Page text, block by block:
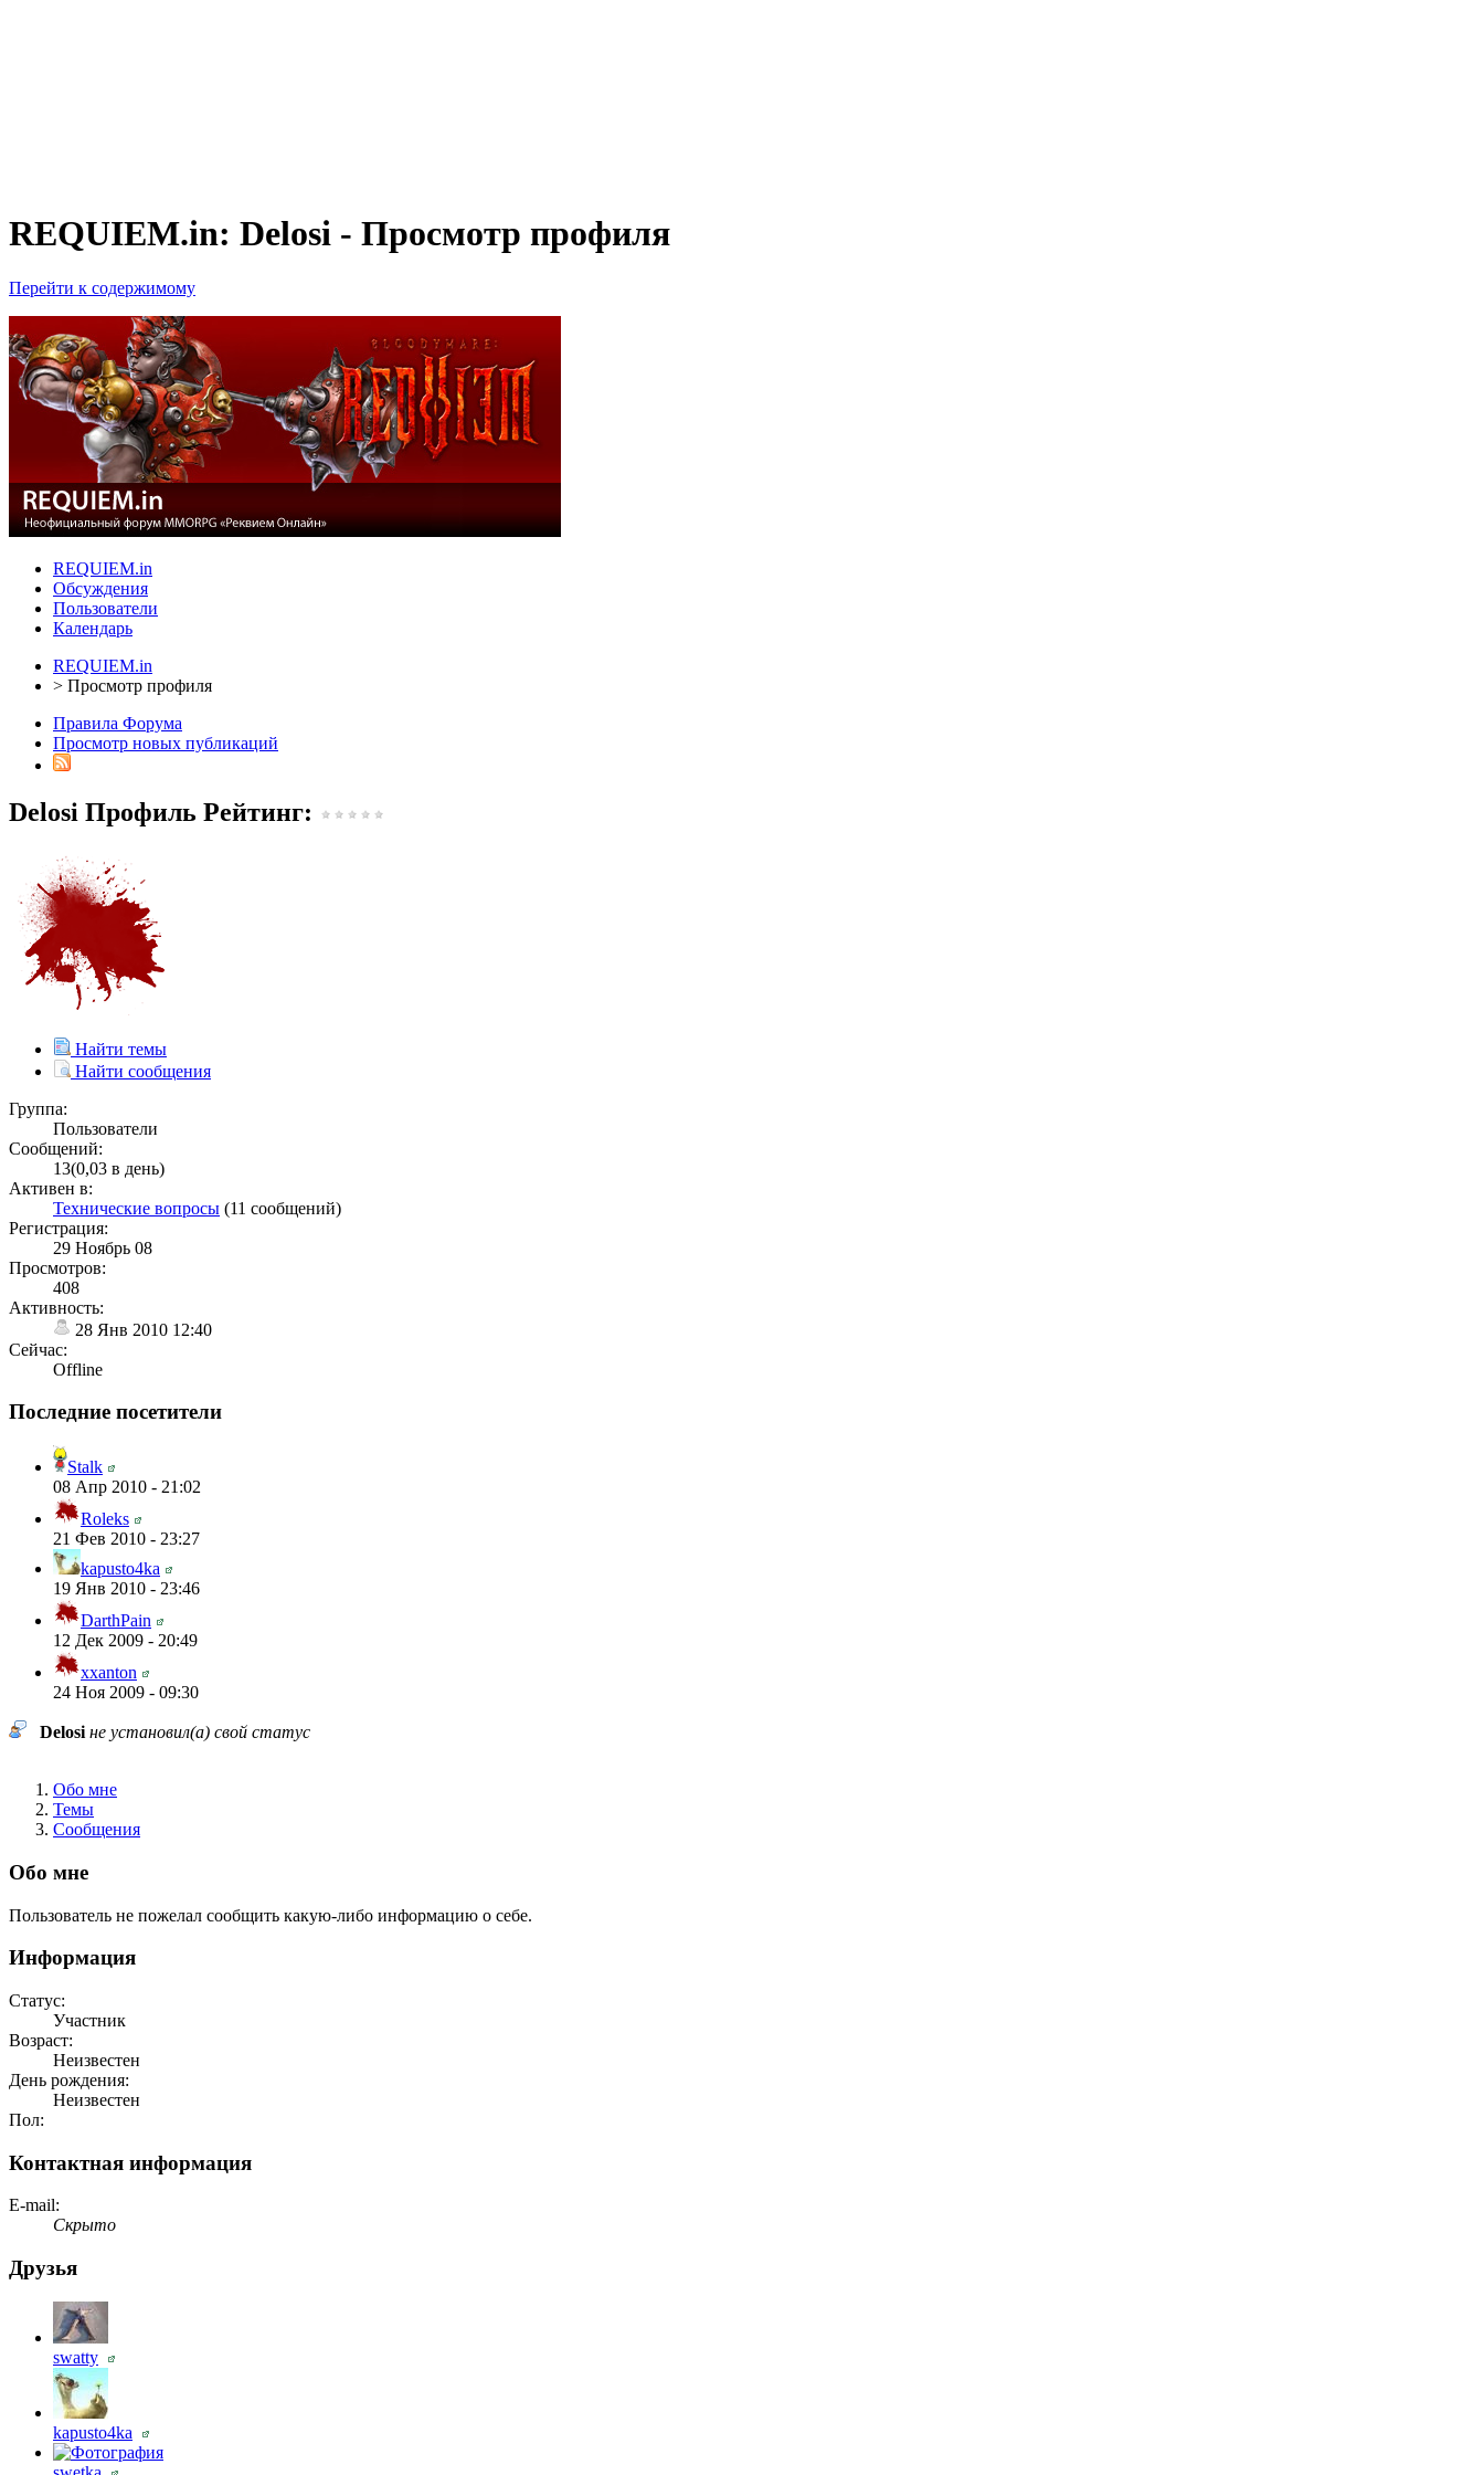
REQUIEM.in: Delosi - Просмотр профиля
Перейти к содержимому
REQUIEM.in
Обсуждения
Пользователи
Календарь
REQUIEM.in
> Просмотр профиля
Правила Форума
Просмотр новых публикаций
Delosi Профиль Рейтинг:
Найти темы
Найти сообщения
Группа:
Пользователи
Сообщений:
13(0,03 в день)
Активен в:
Технические вопросы (11 сообщений)
Регистрация:
29 Ноябрь 08
Просмотров:
408
Активность:
28 Янв 2010 12:40
Сейчас:
Offline
Последние посетители
Stalk
08 Апр 2010 - 21:02
Roleks
21 Фев 2010 - 23:27
kapusto4ka
19 Янв 2010 - 23:46
DarthPain
12 Дек 2009 - 20:49
xxanton
24 Ноя 2009 - 09:30
Delosi не установил(а) свой статус
Обо мне
Темы
Сообщения
Обо мне
Пользователь не пожелал сообщить какую-либо информацию о себе.
Информация
Статус:
Участник
Возраст:
Неизвестен
День рождения:
Неизвестен
Пол:
Контактная информация
E-mail:
Скрыто
Друзья
swatty
kapusto4ka